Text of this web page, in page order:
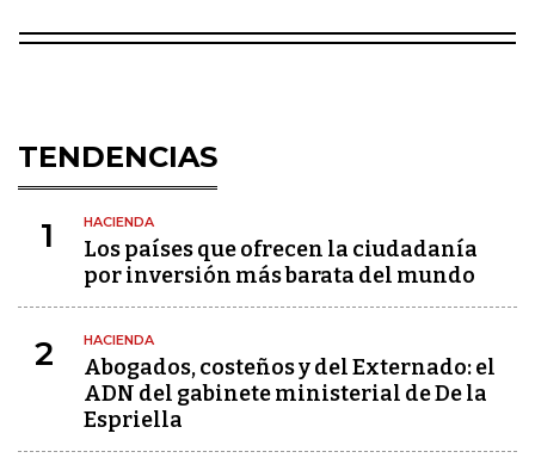
TENDENCIAS
1 HACIENDA
Los países que ofrecen la ciudadanía
por inversión más barata del mundo
2 HACIENDA
Abogados, costeños y del Externado: el
ADN del gabinete ministerial de De la
Espriella